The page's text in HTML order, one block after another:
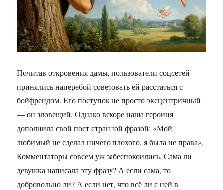
Почитав откровения дамы, пользователи соцсетей
принялись наперебой советовать ей расстаться с
бойфрендом. Его поступок не просто эксцентричный
— он зловещий. Однако вскоре наша героиня
дополнила свой пост странной фразой: «Мой
любимый не сделал ничего плохого, я была не права».
Комментаторы совсем уж забеспокоились. Сама ли
девушка написала эту фразу? А если сама, то
добровольно ли? А если нет, что всё ли с ней в